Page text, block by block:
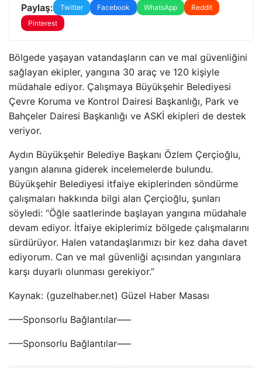
Paylaş: Twitter Facebook WhatsApp
Reddit
Pinterest
Bölgede yaşayan vatandaşların can ve mal güvenliğini
sağlayan ekipler, yangına 30 araç ve 120 kişiyle
müdahale ediyor. Çalışmaya Büyükşehir Belediyesi
Çevre Koruma ve Kontrol Dairesi Başkanlığı, Park ve
Bahçeler Dairesi Başkanlığı ve ASKİ ekipleri de destek
veriyor.
Aydın Büyükşehir Belediye Başkanı Özlem Çerçioğlu,
yangın alanına giderek incelemelerde bulundu.
Büyükşehir Belediyesi itfaiye ekiplerinden söndürme
çalışmaları hakkında bilgi alan Çerçioğlu, şunları
söyledi: “Öğle saatlerinde başlayan yangına müdahale
devam ediyor. İtfaiye ekiplerimiz bölgede çalışmalarını
sürdürüyor. Halen vatandaşlarımızı bir kez daha davet
ediyorum. Can ve mal güvenliği açısından yangınlara
karşı duyarlı olunması gerekiyor.”
Kaynak: (guzelhaber.net) Güzel Haber Masası
—–Sponsorlu Bağlantılar—–
—–Sponsorlu Bağlantılar—–